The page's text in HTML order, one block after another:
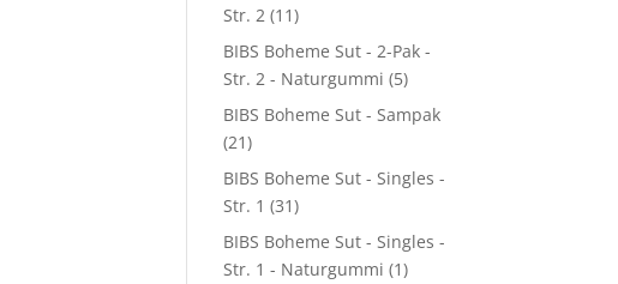
Str. 2 (11)
BIBS Boheme Sut - 2-Pak -
Str. 2 - Naturgummi (5)
BIBS Boheme Sut - Sampak
(21)
BIBS Boheme Sut - Singles -
Str. 1 (31)
BIBS Boheme Sut - Singles -
Str. 1 - Naturgummi (1)